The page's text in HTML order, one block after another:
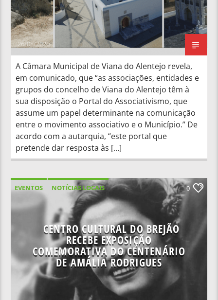
26/08/2020
A Câmara Municipal de Viana do Alentejo revela,
em comunicado, que “as associações, entidades e
grupos do concelho de Viana do Alentejo têm à
sua disposição o Portal do Associativismo, que
assume um papel determinante na comunicação
entre o movimento associativo e o Município.” De
acordo com a autarquia, “este portal que
pretende dar resposta às […]
EVENTOS NOTÍCIAS LOCAIS 0
CENTRO CULTURAL DO BREJÃO
RECEBE EXPOSIÇÃO
COMEMORATIVA DO CENTENÁRIO
DE AMÁLIA RODRIGUES